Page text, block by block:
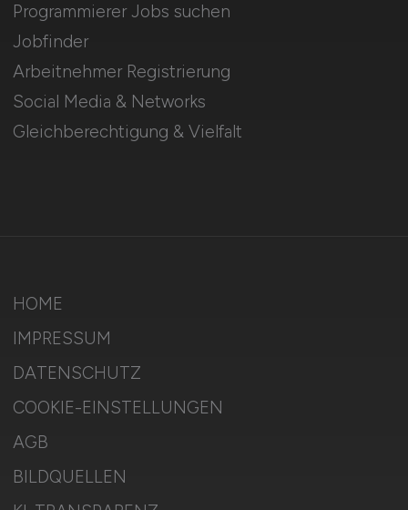
Programmierer Jobs suchen
Jobfinder
Arbeitnehmer Registrierung
Social Media & Networks
Gleichberechtigung & Vielfalt
HOME
IMPRESSUM
DATENSCHUTZ
COOKIE-EINSTELLUNGEN
AGB
BILDQUELLEN